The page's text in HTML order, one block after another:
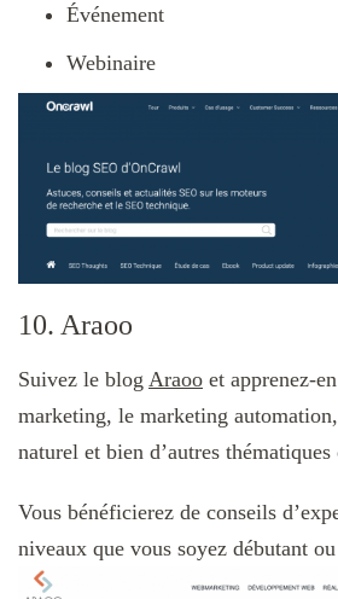
Événement
Webinaire
10. Araoo
Suivez le blog Araoo et apprenez-
marketing, le marketing
naturel et bien d’autres thématiques
Vous bénéficierez de conseils
niveaux que vous soyez débutant